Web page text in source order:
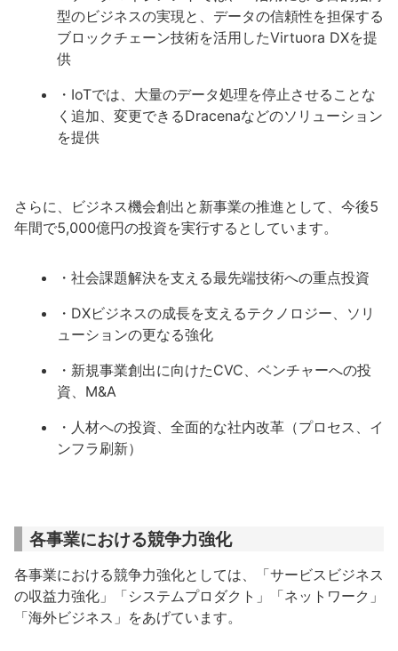
型のビジネスの実現と、データの信頼性を担保する
ブロックチェーン技術を活用したVirtuora DXを提
供
・IoTでは、大量のデータ処理を停止させることな
く追加、変更できるDracenaなどのソリューション
を提供
さらに、ビジネス機会創出と新事業の推進として、今後5
年間で5,000億円の投資を実行するとしています。
・社会課題解決を支える最先端技術への重点投資
・DXビジネスの成長を支えるテクノロジー、ソリ
ューションの更なる強化
・新規事業創出に向けたCVC、ベンチャーへの投
資、M&A
・人材への投資、全面的な社内改革（プロセス、イ
ンフラ刷新）
各事業における競争力強化
各事業における競争力強化としては、「サービスビジネス
の収益力強化」「システムプロダクト」「ネットワーク」
「海外ビジネス」をあげています。